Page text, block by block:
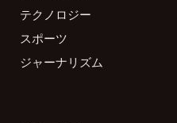
テクノロジー
スポーツ
ジャーナリズム